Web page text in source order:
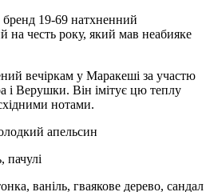
19-69 натхненний
на честь року, який мав неабияке
вечіркам у Маракеші за участю
і Верушки. Він імітує цю теплу
нотами.
апельсин
пачулі
ваніль, гваякове дерево, сандал